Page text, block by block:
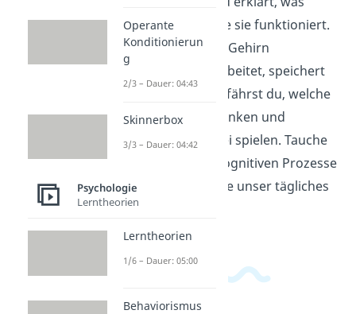
Kognition ist und wie sie funktioniert.
Du lernst, wie unser Gehirn
Informationen verarbeitet, speichert
und abruft. Dabei erfährst du, welche
Rolle Gedächtnis, Denken und
Wahrnehmung dabei spielen. Tauche
ein in die Welt der kognitiven Prozesse
und entdecke, wie sie unser tägliches
Leben beeinflussen.
Operante
Konditionierun
g
2/3 – Dauer: 04:43
Skinnerbox
3/3 – Dauer: 04:42
Psychologie
Lerntheorien
Lerntheorien
1/6 – Dauer: 05:00
Behaviorismus